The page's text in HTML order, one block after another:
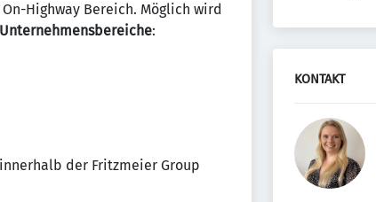
Highway­ Bereich. Möglich wird
:
der Fritzmeier Group
KONTAKT